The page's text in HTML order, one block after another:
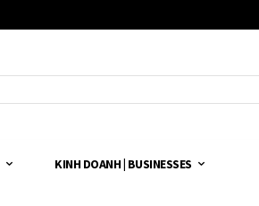
KINH DOANH | BUSINESSES